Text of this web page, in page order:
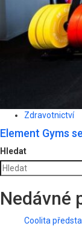
Zdravotnictví
Element Gyms
Hledat
Nedávné
Coolita